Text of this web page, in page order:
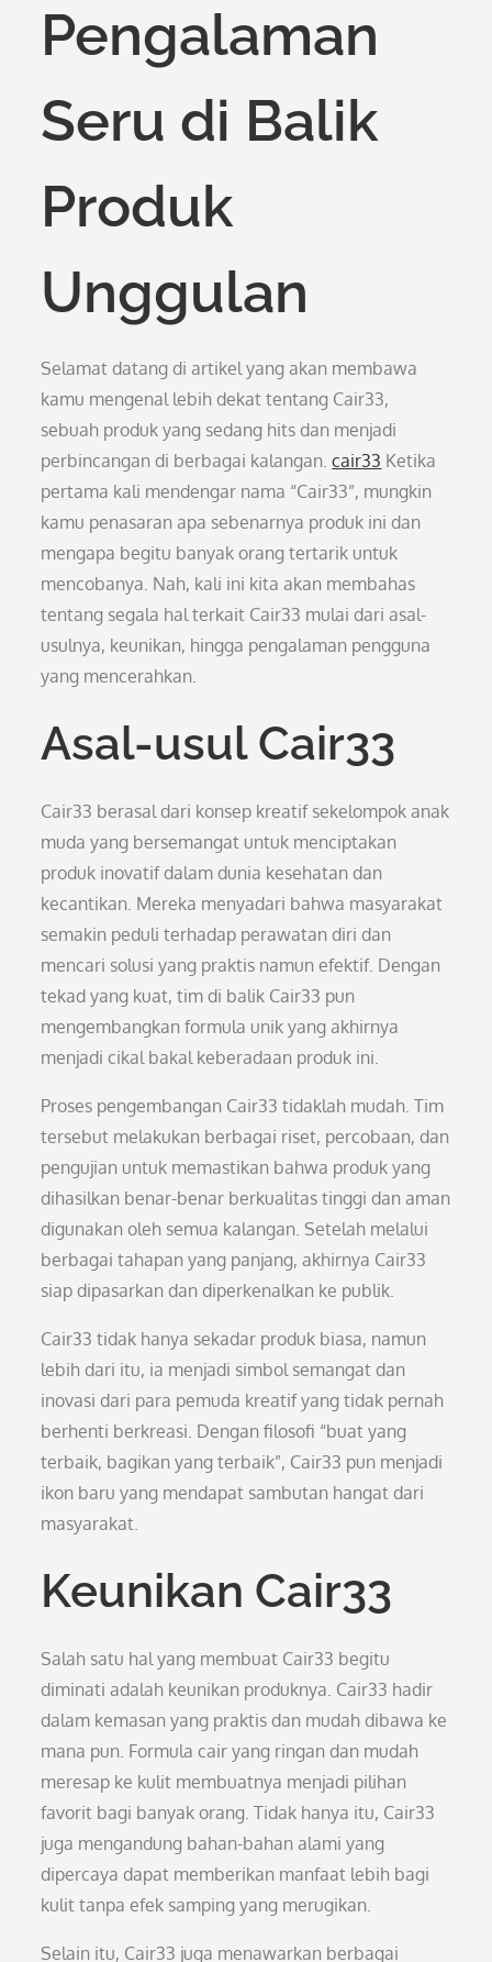
Pengalaman
Seru di Balik
Produk
Unggulan
Selamat datang di artikel yang akan membawa
kamu mengenal lebih dekat tentang Cair33,
sebuah produk yang sedang hits dan menjadi
perbincangan di berbagai kalangan.cair33 Ketika
pertama kali mendengar nama “Cair33”, mungkin
kamu penasaran apa sebenarnya produk ini dan
mengapa begitu banyak orang tertarik untuk
mencobanya. Nah, kali ini kita akan membahas
tentang segala hal terkait Cair33 mulai dari asal-
usulnya, keunikan, hingga pengalaman pengguna
yang mencerahkan.
Asal-usul Cair33
Cair33 berasal dari konsep kreatif sekelompok anak
muda yang bersemangat untuk menciptakan
produk inovatif dalam dunia kesehatan dan
kecantikan. Mereka menyadari bahwa masyarakat
semakin peduli terhadap perawatan diri dan
mencari solusi yang praktis namun efektif. Dengan
tekad yang kuat, tim di balik Cair33 pun
mengembangkan formula unik yang akhirnya
menjadi cikal bakal keberadaan produk ini.
Proses pengembangan Cair33 tidaklah mudah. Tim
tersebut melakukan berbagai riset, percobaan, dan
pengujian untuk memastikan bahwa produk yang
dihasilkan benar-benar berkualitas tinggi dan aman
digunakan oleh semua kalangan. Setelah melalui
berbagai tahapan yang panjang, akhirnya Cair33
siap dipasarkan dan diperkenalkan ke publik.
Cair33 tidak hanya sekadar produk biasa, namun
lebih dari itu, ia menjadi simbol semangat dan
inovasi dari para pemuda kreatif yang tidak pernah
berhenti berkreasi. Dengan filosofi “buat yang
terbaik, bagikan yang terbaik”, Cair33 pun menjadi
ikon baru yang mendapat sambutan hangat dari
masyarakat.
Keunikan Cair33
Salah satu hal yang membuat Cair33 begitu
diminati adalah keunikan produknya. Cair33 hadir
dalam kemasan yang praktis dan mudah dibawa ke
mana pun. Formula cair yang ringan dan mudah
meresap ke kulit membuatnya menjadi pilihan
favorit bagi banyak orang. Tidak hanya itu, Cair33
juga mengandung bahan-bahan alami yang
dipercaya dapat memberikan manfaat lebih bagi
kulit tanpa efek samping yang merugikan.
Selain itu, Cair33 juga menawarkan berbagai